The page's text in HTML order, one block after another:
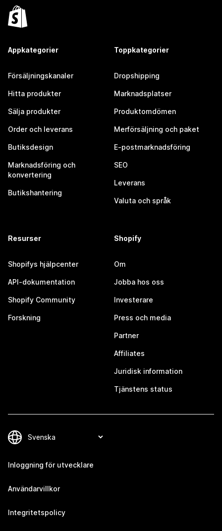
Appkategorier
Försäljningskanaler
Hitta produkter
Sälja produkter
Order och leverans
Butiksdesign
Marknadsföring och
konvertering
Butikshantering
Toppkategorier
Dropshipping
Marknadsplatser
Produktomdömen
Merförsäljning och paket
E-postmarknadsföring
SEO
Leverans
Valuta och språk
Resurser
Shopifys hjälpcenter
API-dokumentation
Shopify Community
Forskning
Shopify
Om
Jobba hos oss
Investerare
Press och media
Partner
Affiliates
Juridisk information
Tjänstens status
Inloggning för utvecklare
Användarvillkor
Integritetspolicy